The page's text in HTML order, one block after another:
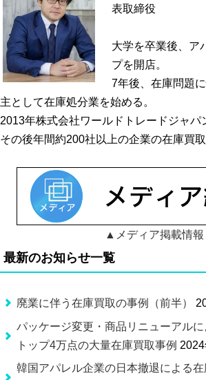
表取締役
大学を卒業後、ア
プを開店。
7年後、在庫問題
主として在庫処分業を始める。
2013年株式会社ワールドトレードジャパ
その後年間約200社以上の企業の在庫買取
▲メディア掲載情報
最新のお知らせ一覧
廃業に伴う在庫買取の事例（前半）
パッケージ変更・商品リニューアル
トップ4万点の大量在庫買取事例
韓国アパレル企業の日本撤退による